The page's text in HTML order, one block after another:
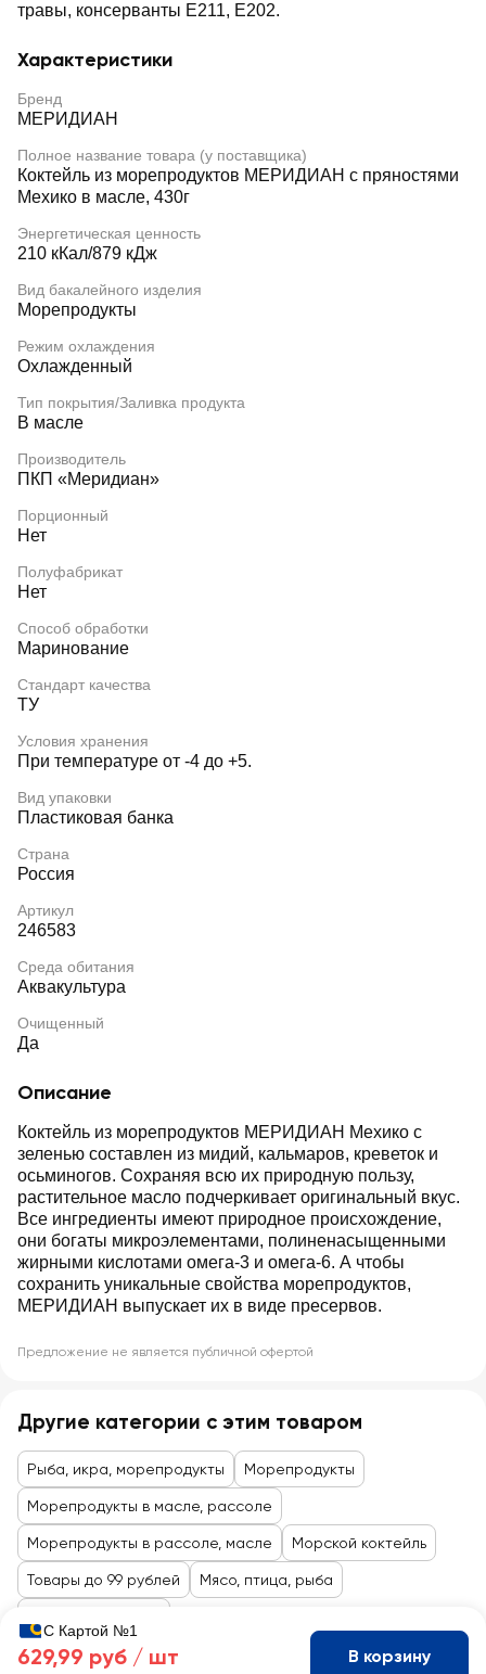
травы, консерванты E211, Е202.
Характеристики
Бренд
МЕРИДИАН
Полное название товара (у поставщика)
Коктейль из морепродуктов МЕРИДИАН с пряностями
Мехико в масле, 430г
Энергетическая ценность
210 кКал/879 кДж
Вид бакалейного изделия
Морепродукты
Режим охлаждения
Охлажденный
Тип покрытия/Заливка продукта
В масле
Производитель
ПКП «Меридиан»
Порционный
Нет
Полуфабрикат
Нет
Способ обработки
Маринование
Стандарт качества
ТУ
Условия хранения
При температуре от -4 до +5.
Вид упаковки
Пластиковая банка
Страна
Россия
Артикул
246583
Среда обитания
Аквакультура
Очищенный
Да
Описание
Коктейль из морепродуктов МЕРИДИАН Мехико с
зеленью составлен из мидий, кальмаров, креветок и
осьминогов. Сохраняя всю их природную пользу,
растительное масло подчеркивает оригинальный вкус.
Все ингредиенты имеют природное происхождение,
они богаты микроэлементами, полиненасыщенными
жирными кислотами омега-3 и омега-6. А чтобы
сохранить уникальные свойства морепродуктов,
МЕРИДИАН выпускает их в виде пресервов.
Предложение не является публичной офертой
Другие категории с этим товаром
Рыба, икра, морепродукты Морепродукты
Морепродукты в масле, рассоле
Морепродукты в рассоле, масле Морской коктейль
Товары до 99 рублей Мясо, птица, рыба
С Картой №1
629,99 руб / шт В корзину